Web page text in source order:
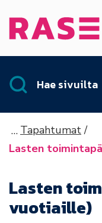
Etusivu
Hae sivuilta
Tapahtumat
Lasten
Lasten
vuotiaille)